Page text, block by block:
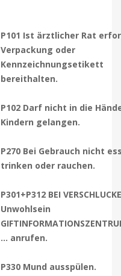
P101 Ist ärztlicher Rat
Verpackung oder
Kennzeichnungsetikett
bereithalten.
P102 Darf nicht in die
Kindern gelangen.
P270 Bei Gebrauch nicht
trinken oder rauchen.
P301+P312 BEI
Unwohlsein
… anrufen.
P330 Mund ausspülen.